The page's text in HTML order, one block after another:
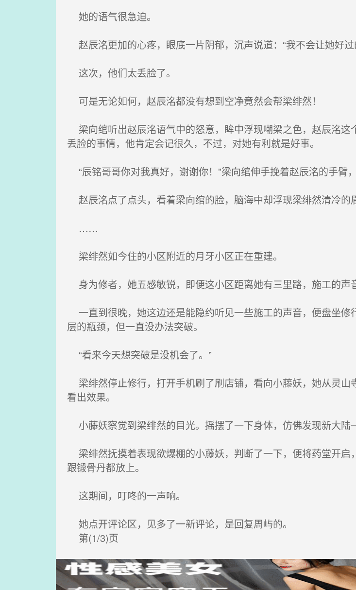
她的语气很急迫。
赵辰洺更加的心疼，眼底一片阴郁，沉声说道：“我不会让她好
这次，他们太丢脸了。
可是无论如何，赵辰洺都没有想到空净竟然会帮梁绯然！
梁向绾听出赵辰洺语气中的怒意，眸中浮现嘲梁之色，赵辰洺
丢脸的事情，他肯定会记很久，不过，对她有利就是好事。
“辰铭哥哥你对我真好，谢谢你！”梁向绾伸手挽着赵辰洺的手臂
赵辰洺点了点头，看着梁向绾的脸，脑海中却浮现梁绯然清冷的
……
梁绯然如今住的小区附近的月牙小区正在重建。
身为修者，她五感敏锐，即便这小区距离她有三里路，施工的声
一直到很晚，她这边还是能隐约听见一些施工的声音，便盘坐
层的瓶颈，但一直没办法突破。
“看来今天想突破是没机会了。”
梁绯然停止修行，打开手机刷了刷店铺，看向小藤妖，她从灵
看出效果。
小藤妖察觉到梁绯然的目光。摇摆了一下身体，仿佛发现新大陆
梁绯然抚摸着表现欲爆棚的小藤妖，判断了一下，便将药堂开
跟锻骨丹都放上。
这期间，叮咚的一声响。
她点开评论区，见多了一新评论，是回复周屿的。
第(1/3)页